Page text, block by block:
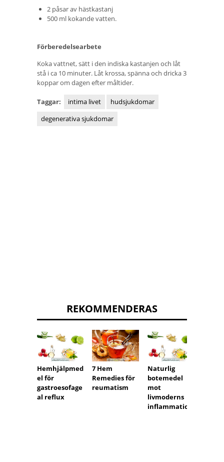
2 påsar av hästkastanj
500 ml kokande vatten.
Förberedelsearbete
Koka vattnet, sätt i den indiska kastanjen och låt
stå i ca 10 minuter. Låt krossa, spänna och dricka 3
koppar om dagen efter måltider.
Taggar: intima livet
hudsjukdomar
degenerativa sjukdomar
REKOMMENDERAS
Hemhjälpmed
el för
gastroesofage
al reflux
7 Hem
Remedies för
reumatism
Naturlig
botemedel
mot
livmoderns
inflammation